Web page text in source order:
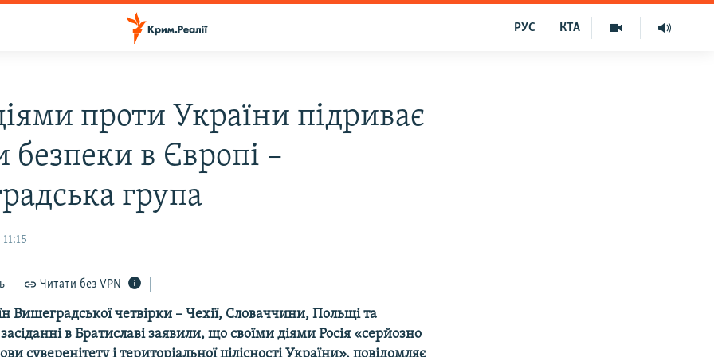
КТА
РУС
проти України підриває
безпеки в Європі –
група
Читати без VPN
Вишеградської четвірки – Чехії, Словаччини, Польщі та
в Братиславі заявили, що своїми діями Росія «серйозно